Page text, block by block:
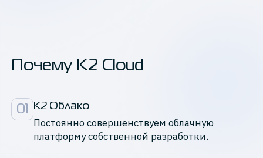
Почему K2 Cloud
01 К2 Облако
Постоянно совершенствуем облачную
платформу собственной разработки.